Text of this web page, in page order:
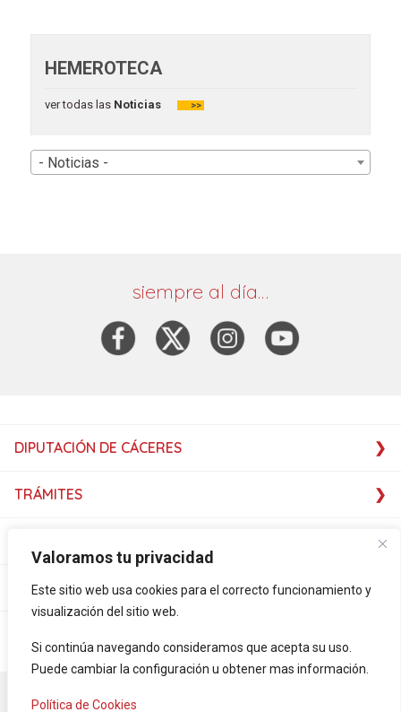
Valoramos tu privacidad
Este sitio web usa cookies para el correcto funcionamiento y
visualización del sitio web.
Si continúa navegando consideramos que acepta su uso.
Puede cambiar la configuración u obtener mas información.
Política de Cookies
HEMEROTECA
ver todas lasNoticias >>
- Noticias -
siempre al día…
DIPUTACIÓN DE CÁCERES
TRÁMITES
SERVICIOS
Accesibilidad Mapa Web